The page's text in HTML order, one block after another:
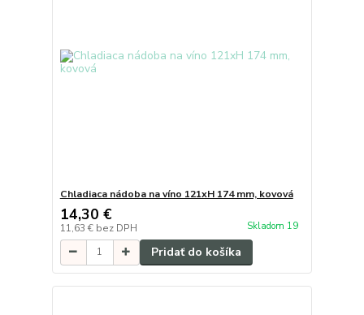
Chladiaca nádoba na víno 121xH 174 mm, kovová
14,30 €
11,63 € bez DPH Skladom 19
Pridať do košíka